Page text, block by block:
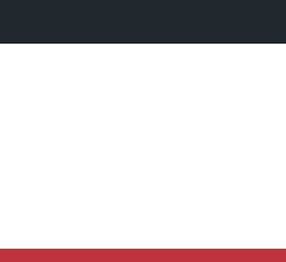
अपने 10 वर्ष के कार्यकाल की स्मृति में बच्चों को